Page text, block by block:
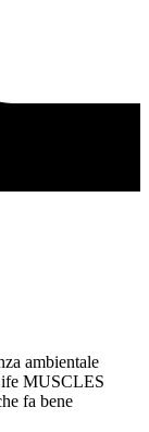
ambientale
MUSCLES
fa bene